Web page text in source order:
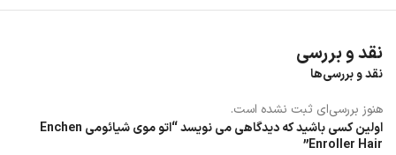
نقد و بررسی
نقد و بررسی‌ها
هنوز بررسی‌ای ثبت نشده است.
اولین کسی باشید که دیدگاهی می نویسد “اتو موی شیائومی Enchen
Enroller Hair”